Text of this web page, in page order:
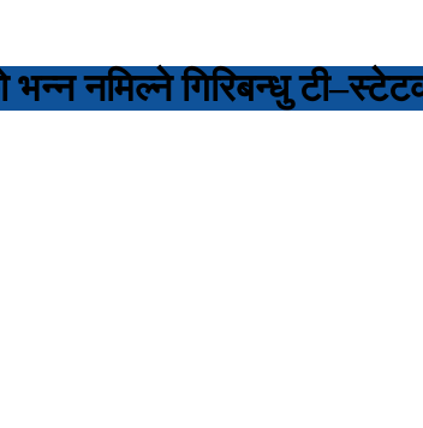
नमिल्ने गिरिबन्धु